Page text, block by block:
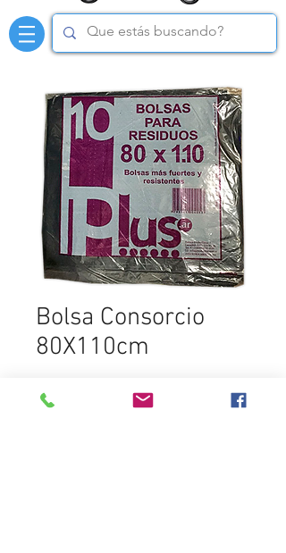
Bolsa Consorcio
80X110cm
SELECCIONAR PRODUCTO